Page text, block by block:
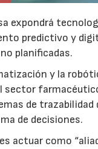
expondrá
predictivo y
planificadas.
y la
de
de decisiones.
actuar como
23/07/